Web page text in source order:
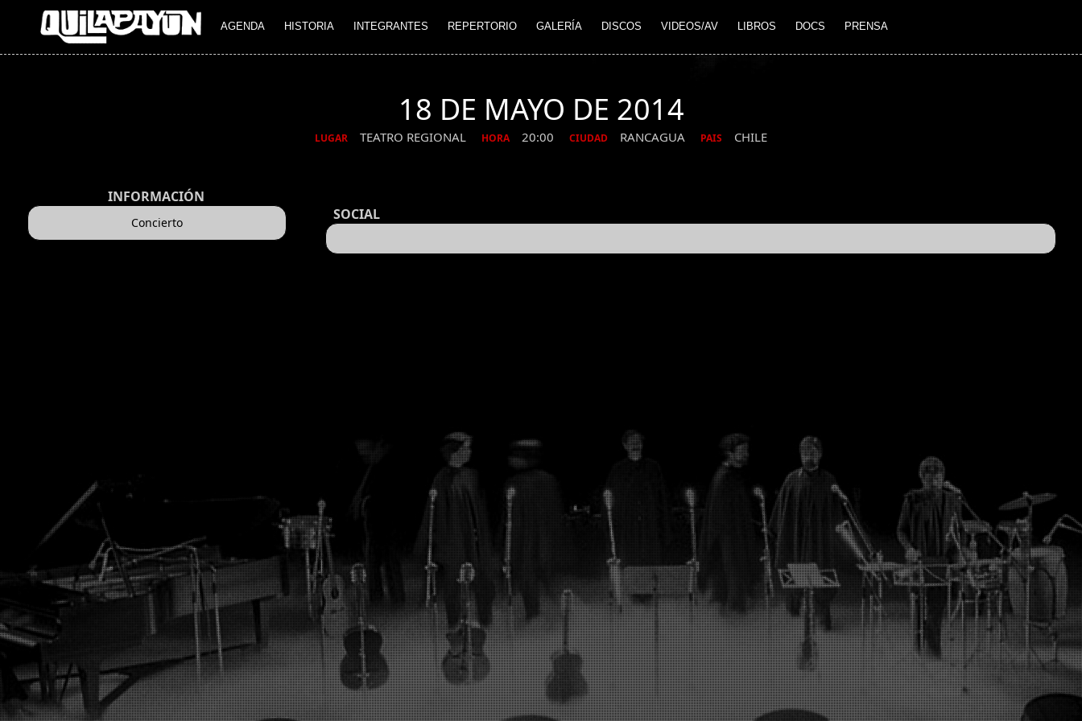
AGENDA HISTORIA INTEGRANTES REPERTORIO GALERÍA DISCOS VIDEOS/AV LIBROS DOCS PRENSA
18 DE MAYO DE 2014
LUGAR TEATRO REGIONAL HORA 20:00 CIUDAD RANCAGUA PAIS CHILE
INFORMACIÓN
Concierto SOCIAL